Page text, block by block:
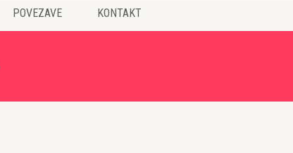
POVEZAVE KONTAKT